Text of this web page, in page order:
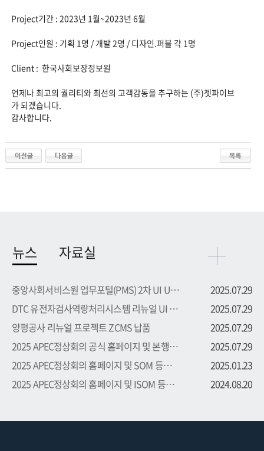
Project기간 : 2023년 1월~2023년 6월
Project인원 : 기획 1명 / 개발 2명 / 디자인.퍼블 각 1명
Client : 한국사회보장정보원
언제나 최고의 퀄리티와 최선의 고객감동을 추구하는 (주)젯파이브
가 되겠습니다.
감사합니다.
뉴스
중앙사회서비스원 업무포털(PMS) 2차 UI UX 부문 용역 수주
2025.07.29
DTC 유전자검사역량처리시스템 리뉴얼 UI UX 부문 용역 수주
2025.07.29
양평공사 리뉴얼 프로젝트 ZCMS 납품
2025.07.29
2025 APEC정상회의 공식 홈페이지 및 본행사 등록시스템 프로...
2025.07.29
2025 APEC정상회의 홈페이지 및 SOM 등록시스템 프로젝트 수주
2025.01.23
2025 APEC정상회의 홈페이지 및 ISOM 등록시스템 프로젝트 수주
2024.08.20
자료실